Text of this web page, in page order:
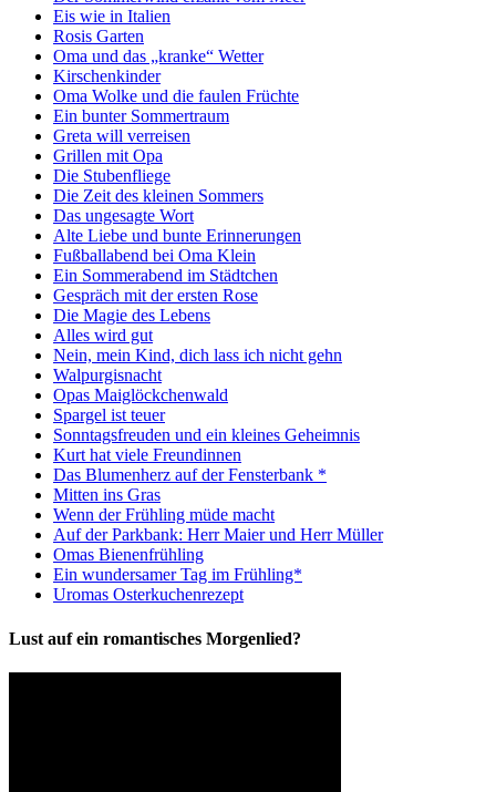
Eis wie in Italien
Rosis Garten
Oma und das „kranke“ Wetter
Kirschenkinder
Oma Wolke und die faulen Früchte
Ein bunter Sommertraum
Greta will verreisen
Grillen mit Opa
Die Stubenfliege
Die Zeit des kleinen Sommers
Das ungesagte Wort
Alte Liebe und bunte Erinnerungen
Fußballabend bei Oma Klein
Ein Sommerabend im Städtchen
Gespräch mit der ersten Rose
Die Magie des Lebens
Alles wird gut
Nein, mein Kind, dich lass ich nicht gehn
Walpurgisnacht
Opas Maiglöckchenwald
Spargel ist teuer
Sonntagsfreuden und ein kleines Geheimnis
Kurt hat viele Freundinnen
Das Blumenherz auf der Fensterbank *
Mitten ins Gras
Wenn der Frühling müde macht
Auf der Parkbank: Herr Maier und Herr Müller
Omas Bienenfrühling
Ein wundersamer Tag im Frühling*
Uromas Osterkuchenrezept
Lust auf ein romantisches Morgenlied?